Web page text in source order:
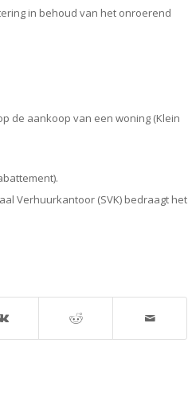
in behoud van het onroerend
de aankoop van een woning (Klein
Verhuurkantoor (SVK) bedraagt het